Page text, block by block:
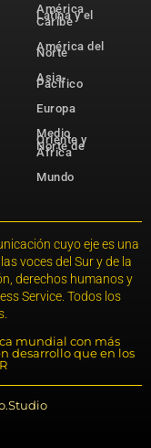
América
Latina y el
Caribe
América del
Norte
Asia-
Pacífico
Europa
Medio
Oriente y
Norte de
África
Mundo
cuyo eje es una
voces del Sur y de la
derechos humanos y
Service. Todos los
mundial con más
desarrollo que en los